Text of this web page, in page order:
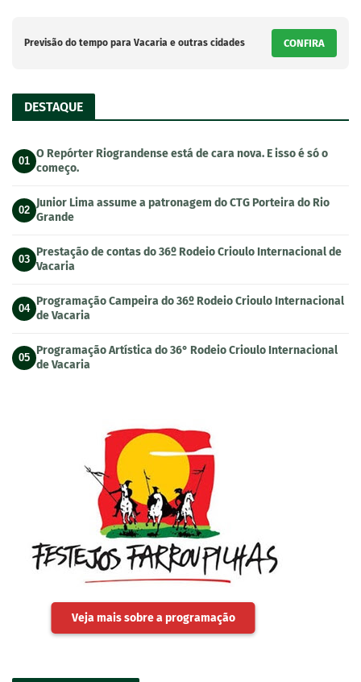
Previsão do tempo para Vacaria e outras cidades CONFIRA
DESTAQUE
01
O Repórter Riograndense está de cara nova. E isso é só o
começo.
02
Junior Lima assume a patronagem do CTG Porteira do Rio
Grande
03
Prestação de contas do 36º Rodeio Crioulo Internacional de
Vacaria
04
Programação Campeira do 36º Rodeio Crioulo Internacional
de Vacaria
05
Programação Artística do 36° Rodeio Crioulo Internacional
de Vacaria
Veja mais sobre a programação